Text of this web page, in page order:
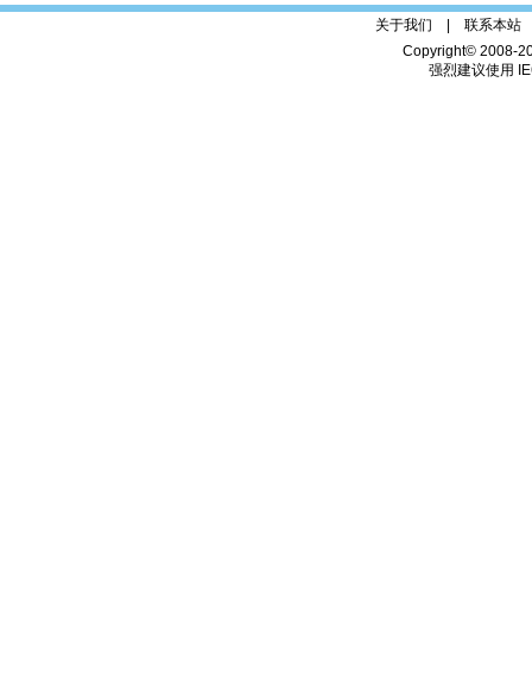
关于我们 | 联系本站
Copyright© 2008-
强烈建议使用